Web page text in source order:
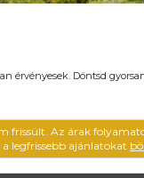
érvényesek. Döntsd
frissült. Az árak
a legfrissebb ajánlatokat